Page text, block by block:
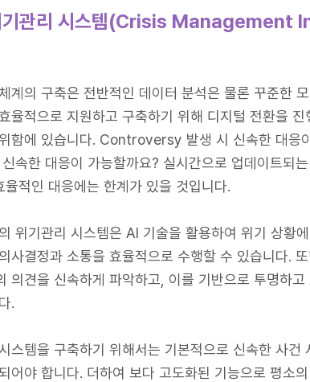
기관리 시스템(Crisis
계의 구축은 전반적인 데이터 분석은 물론 꾸준한
율적으로 지원하고 구축하기 위해 디지털 전환을
함에 있습니다. Controversy 발생 시 신속한 대응
속한 대응이 가능할까요? 실시간으로 업데이트되
율적인 대응에는 한계가 있을 것입니다.
위기관리 시스템은 AI 기술을 활용하여 위기 상황
사결정과 소통을 효율적으로 수행할 수 있습니다.
의견을 신속하게 파악하고, 이를 기반으로 투명하
.
스템을 구축하기 위해서는 기본적으로 신속한 사
어야 합니다. 더하여 보다 고도화된 기능으로 평소